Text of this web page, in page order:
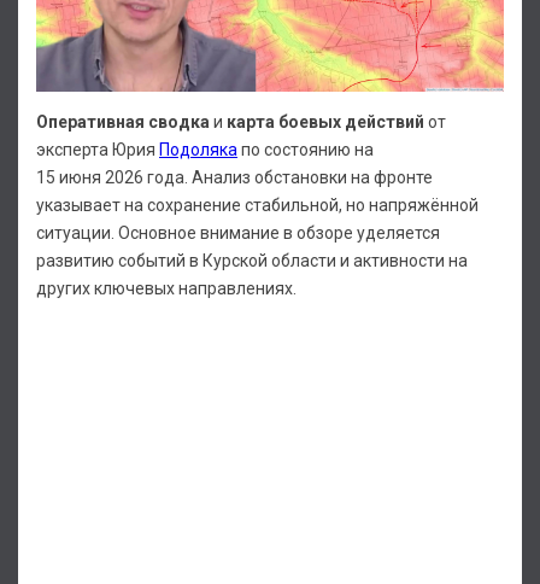
Оперативная сводка и карта боевых действий от
эксперта Юрия Подолякапо состоянию на
15 июня 2026 года. Анализ обстановки на фронте
указывает на сохранение стабильной, но напряжённой
ситуации. Основное внимание в обзоре уделяется
развитию событий в Курской области и активности на
других ключевых направлениях.